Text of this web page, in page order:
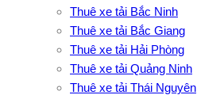
Thuê xe tải Bắc Ninh
Thuê xe tải Bắc Giang
Thuê xe tải Hải Phòng
Thuê xe tải Quảng Ninh
Thuê xe tải Thái Nguyên